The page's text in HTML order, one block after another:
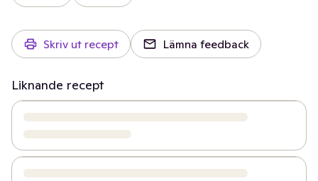
Skriv ut recept Lämna feedback
Liknande recept